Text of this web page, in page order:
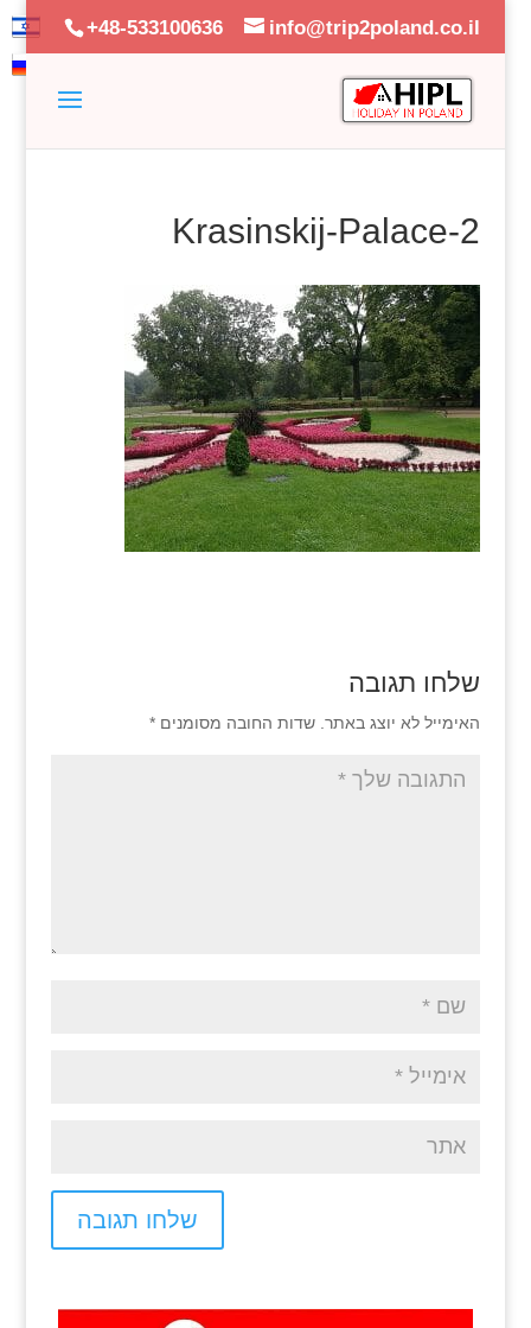
+48-533100636 info@trip2poland.co.il
Krasinskij-Palace-2
שלחו תגובה
האימייל לא יוצג באתר. שדות החובה מסומנים *